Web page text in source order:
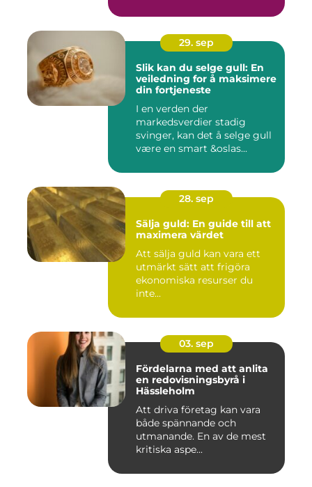
29. sep
Slik kan du selge gull: En
veiledning for å maksimere
din fortjeneste
I en verden der
markedsverdier stadig
svinger, kan det å selge gull
være en smart &oslas...
28. sep
Sälja guld: En guide till att
maximera värdet
Att sälja guld kan vara ett
utmärkt sätt att frigöra
ekonomiska resurser du
inte...
03. sep
Fördelarna med att anlita
en redovisningsbyrå i
Hässleholm
Att driva företag kan vara
både spännande och
utmanande. En av de mest
kritiska aspe...